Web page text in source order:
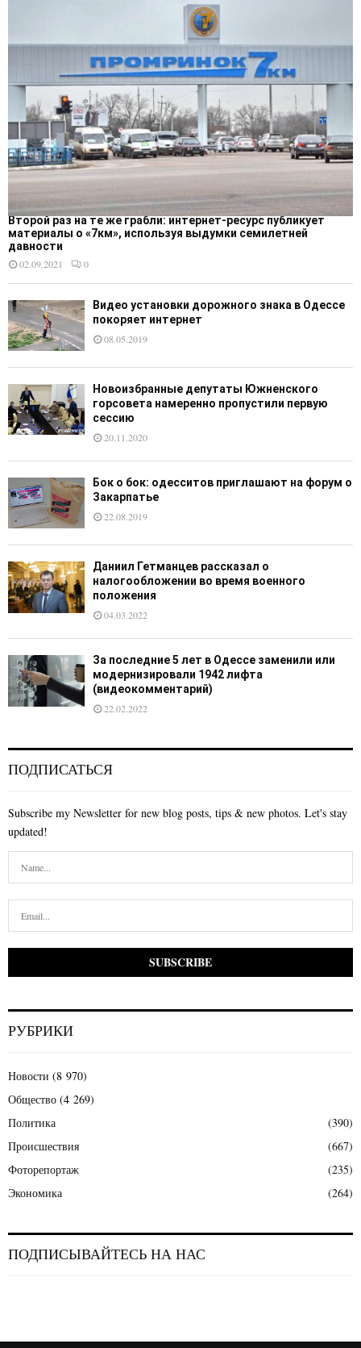
Второй раз на те же грабли: интернет-ресурс публикует
материалы о «7км», используя выдумки семилетней
давности
02.09.2021
0
Видео установки дорожного знака в Одессе
покоряет интернет
08.05.2019
Новоизбранные депутаты Южненского
горсовета намеренно пропустили первую
сессию
20.11.2020
Бок о бок: одесситов приглашают на форум о
Закарпатье
22.08.2019
Даниил Гетманцев рассказал о
налогообложении во время военного
положения
04.03.2022
За последние 5 лет в Одессе заменили или
модернизировали 1942 лифта
(видеокомментарий)
22.02.2022
ПОДПИСАТЬСЯ
Subscribe my Newsletter for new blog posts, tips & new photos. Let's stay
updated!
РУБРИКИ
Новости (8 970)
Общество (4 269)
Политика
(390)
Происшествия
(667)
Фоторепортаж
(235)
Экономика
(264)
ПОДПИСЫВАЙТЕСЬ НА НАС